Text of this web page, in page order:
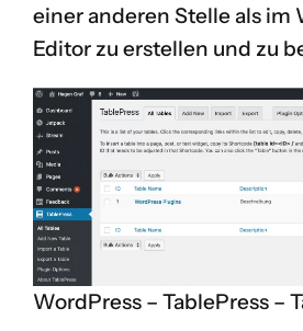
einer anderen Stelle als im
Editor zu erstellen und zu
WordPress – TablePress –